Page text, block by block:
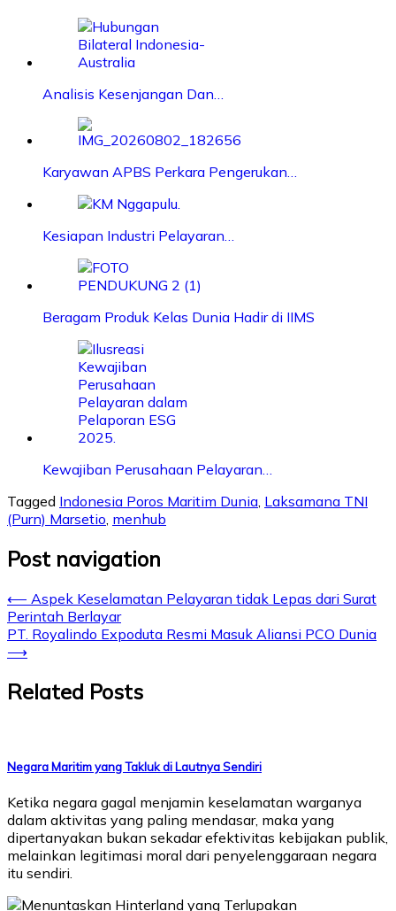
Analisis Kesenjangan Dan…
Karyawan APBS Perkara Pengerukan…
Kesiapan Industri Pelayaran…
Beragam Produk Kelas Dunia Hadir di IIMS
Kewajiban Perusahaan Pelayaran…
Tagged Indonesia Poros Maritim Dunia, Laksamana TNI
(Purn) Marsetio, menhub
Post navigation
⟵ Aspek Keselamatan Pelayaran tidak Lepas dari Surat
Perintah Berlayar
PT. Royalindo Expoduta Resmi Masuk Aliansi PCO Dunia
⟶
Related Posts
Negara Maritim yang Takluk di Lautnya Sendiri
Ketika negara gagal menjamin keselamatan warganya
dalam aktivitas yang paling mendasar, maka yang
dipertanyakan bukan sekadar efektivitas kebijakan publik,
melainkan legitimasi moral dari penyelenggaraan negara
itu sendiri.